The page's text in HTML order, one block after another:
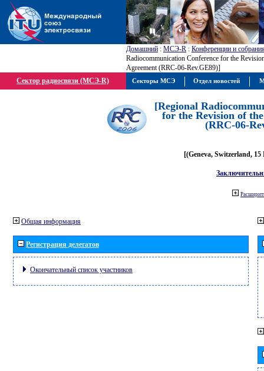
Домашний : МСЭ-R : Конференции и
Radiocommunication Conference for the
Agreement (RRC-06-Rev.GE89)]
Сектор радиосвязи (МСЭ-R)
[Regional
for the Revision of
(RRC-06-
[(Geneva, Switzerland, 15
Общая информация
Регистрация делегатов
Окончательный список участников
Секторы МСЭ Отдел новостей